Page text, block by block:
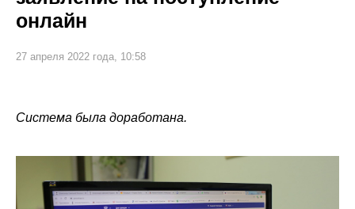
онлайн
27 апреля 2022 года, 10:58
Система была доработана.